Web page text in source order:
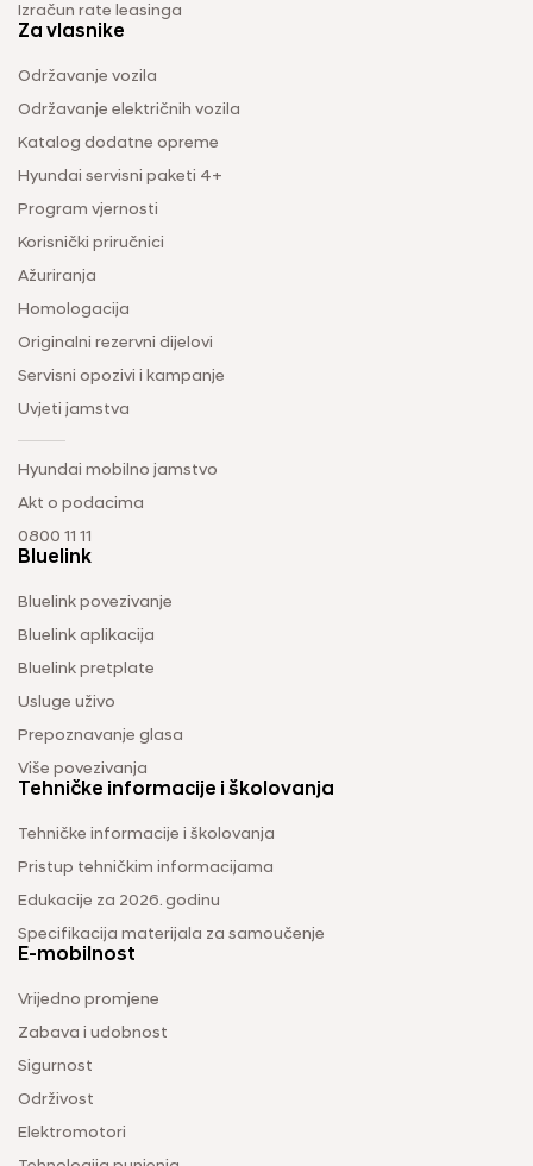
Izračun rate leasinga
Za vlasnike
Održavanje vozila
Održavanje električnih vozila
Katalog dodatne opreme
Hyundai servisni paketi 4+
Program vjernosti
Korisnički priručnici
Ažuriranja
Homologacija
Originalni rezervni dijelovi
Servisni opozivi i kampanje
Uvjeti jamstva
Hyundai mobilno jamstvo
Akt o podacima
0800 11 11
Bluelink
Bluelink povezivanje
Bluelink aplikacija
Bluelink pretplate
Usluge uživo
Prepoznavanje glasa
Više povezivanja
Tehničke informacije i školovanja
Tehničke informacije i školovanja
Pristup tehničkim informacijama
Edukacije za 2026. godinu
Specifikacija materijala za samoučenje
E-mobilnost
Vrijedno promjene
Zabava i udobnost
Sigurnost
Održivost
Elektromotori